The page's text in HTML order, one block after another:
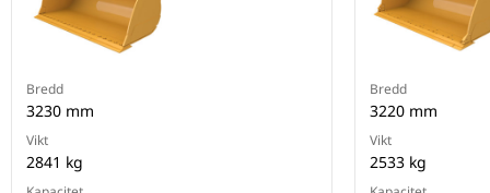
Bredd
3230 mm
Vikt
2841 kg
Bredd
3220 mm
Vikt
2533 kg